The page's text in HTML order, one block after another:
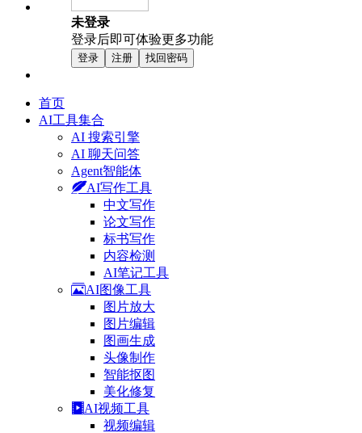
未登录
登录后即可体验更多功能
登录 注册 找回密码
首页
AI工具集合
AI 搜索引擎
AI 聊天问答
Agent智能体
AI写作工具
中文写作
论文写作
标书写作
内容检测
AI笔记工具
AI图像工具
图片放大
图片编辑
图画生成
头像制作
智能抠图
美化修复
AI视频工具
视频编辑